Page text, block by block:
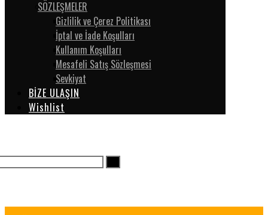
SÖZLEŞMELER
Gizlilik ve Çerez Politikası
İptal ve İade Koşulları
Kullanım Koşulları
Mesafeli Satış Sözleşmesi
Sevkiyat
BİZE ULAŞIN
Wishlist